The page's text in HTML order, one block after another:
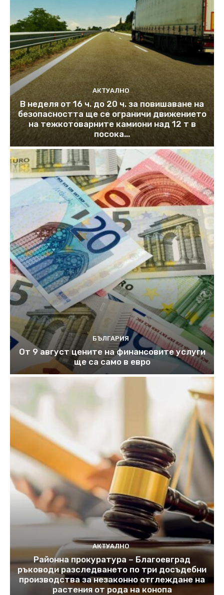
АКТУАЛНО
В неделя от 16 ч. до 20 ч. за повишаване на
безопасността ще се ограничи движението
на тежкотоварните камиони над 12 т в
посока...
БЪЛГАРИЯ
От 9 август цените на финансовите услуги
ще са само в евро
АКТУАЛНО
Районна прокуратура – Благоевград
ръководи разследването по три досъдебни
производства за незаконно отглеждане на
растения от рода на конопа